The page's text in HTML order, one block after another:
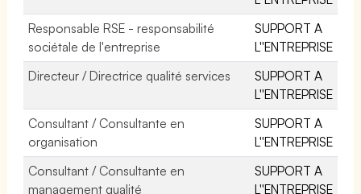
Responsable RSE - responsabilité
sociétale de l'entreprise
SUPPORT A
L''ENTREPRISE
Directeur / Directrice qualité services
SUPPORT A
L''ENTREPRISE
Consultant / Consultante en
organisation
SUPPORT A
L''ENTREPRISE
Consultant / Consultante en
management qualité
SUPPORT A
L''ENTREPRISE